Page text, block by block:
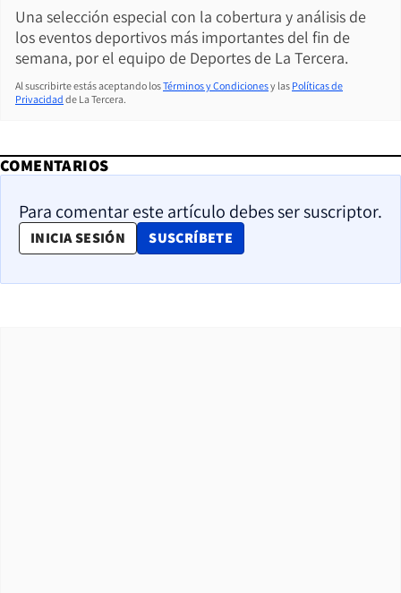
Una selección especial con la cobertura y análisis de
los eventos deportivos más importantes del fin de
semana, por el equipo de Deportes de La Tercera.
Al suscribirte estás aceptando losTérminos y Condicionesy las Políticas de
Privacidad de La Tercera.
COMENTARIOS
Para comentar este artículo debes ser suscriptor.
INICIA SESIÓN SUSCRÍBETE
OPENS IN NEW WINDOW